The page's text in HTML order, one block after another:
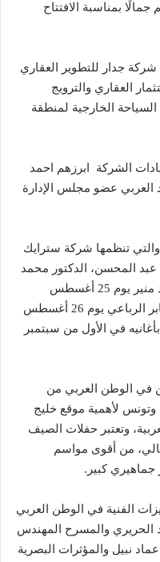
بمناسبة الافتتاح
جدار للتطوير العقاري
العقاري والترويج
السياحة الخارجية لمنطقة
الشركة ابرزهم احمد
العربي عضو مجلس الإدارة
تنظمها شركة سترايك
عبد المحسن، الدكتور محمد
الزيات – بمشاركة السوبر ستارز محمد منير يوم 25 أغسطس
ويعقبها حفل ساهر للفنان التونسي صابر الرباعي يوم 26 أغسطس
في الأول من سبتمبر
في الوطن العربي من
وتونس لأهمية موقع خليج
وتعتبر حفلات الصيف
من أقوى مواسم
كبير.
الفنية في الوطن العربي
الحريري والمسرح المهندس
نبيل والمؤثرات البصرية